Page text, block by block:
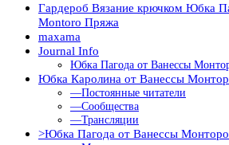
Гардероб Вязание крючком Юбка
Montoro Пряжа
maxama
Journal Info
Юбка Пагода от Ванессы
Юбка Каролина от Ванессы
—Постоянные читатели
—Сообщества
—Трансляции
>Юбка Пагода от Ванессы